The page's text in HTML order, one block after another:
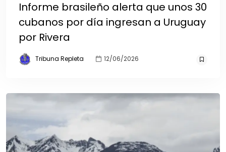
Informe brasileño alerta que unos 30
cubanos por día ingresan a Uruguay
por Rivera
Tribuna Repleta 12/06/2026